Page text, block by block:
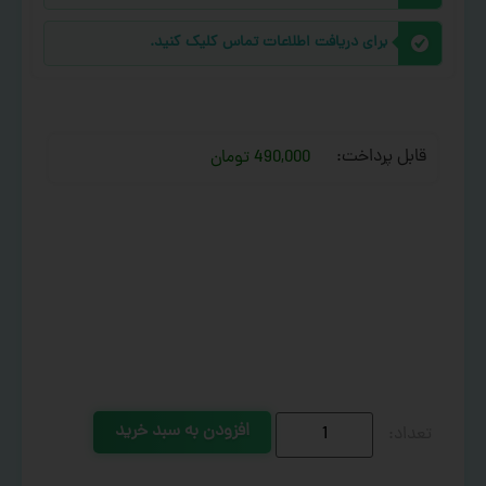
برای دریافت اطلاعات تماس کلیک کنید.
قابل پرداخت: 490,000 تومان
افزودن به سبد خرید